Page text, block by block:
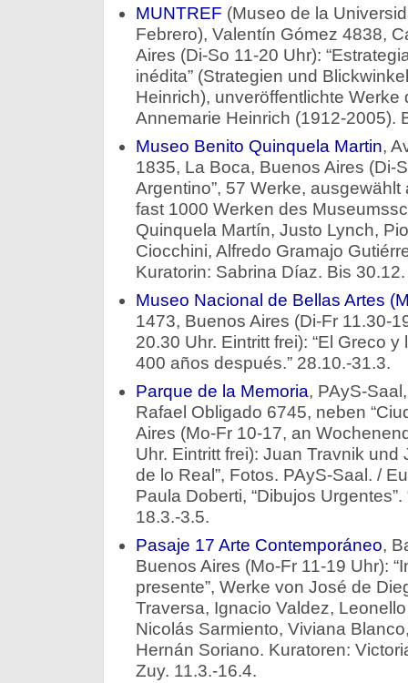
MUNTREF (Museo de la
Febrero), Valentín Gómez 4838,
Aires (Di-So 11-20 Uhr):
inédita” (Strategien und
Heinrich), unveröffentlichte
Annemarie Heinrich (1912-2005).
Museo Benito Quinquela Martin,
1835, La Boca, Buenos Aires (Di-
Argentino”, 57 Werke,
fast 1000 Werken des
Quinquela Martín, Justo Lynch,
Ciocchini, Alfredo Gramajo
Kuratorin: Sabrina Díaz. Bis 30.12.
Museo Nacional de Bellas Artes
1473, Buenos Aires (Di-Fr 11.30-
20.30 Uhr. Eintritt frei): “El Greco
400 años después.” 28.10.-31.3.
Parque de la Memoria, PAyS-
Rafael Obligado 6745, neben
Aires (Mo-Fr 10-17, an
Uhr. Eintritt frei): Juan Travnik und
de lo Real”, Fotos. PAyS-Saal. /
Paula Doberti, “Dibujos
18.3.-3.5.
Pasaje 17 Arte Contemporáneo,
Buenos Aires (Mo-Fr 11-19 Uhr):
presente”, Werke von José de
Traversa, Ignacio Valdez,
Nicolás Sarmiento, Viviana
Hernán Soriano. Kuratoren:
Zuy. 11.3.-16.4.